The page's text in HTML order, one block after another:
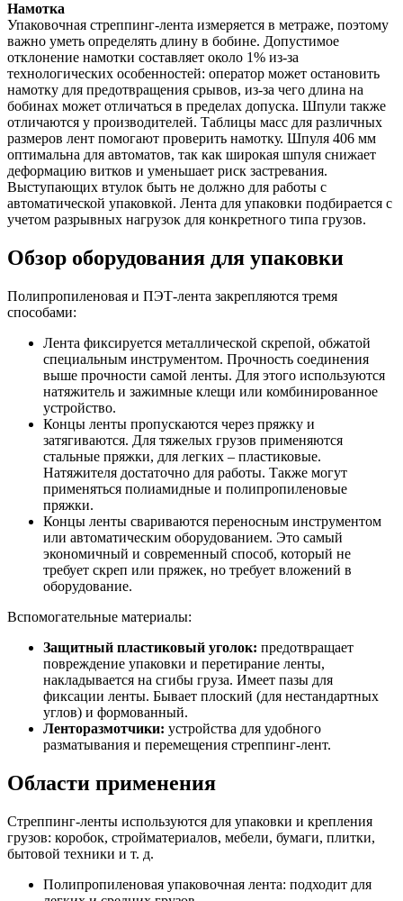
Намотка
Упаковочная стреппинг-лента измеряется в метраже, поэтому
важно уметь определять длину в бобине. Допустимое
отклонение намотки составляет около 1% из-за
технологических особенностей: оператор может остановить
намотку для предотвращения срывов, из-за чего длина на
бобинах может отличаться в пределах допуска. Шпули также
отличаются у производителей. Таблицы масс для различных
размеров лент помогают проверить намотку. Шпуля 406 мм
оптимальна для автоматов, так как широкая шпуля снижает
деформацию витков и уменьшает риск застревания.
Выступающих втулок быть не должно для работы с
автоматической упаковкой. Лента для упаковки подбирается с
учетом разрывных нагрузок для конкретного типа грузов.
Обзор оборудования для упаковки
Полипропиленовая и ПЭТ-лента закрепляются тремя
способами:
Лента фиксируется металлической скрепой, обжатой
специальным инструментом. Прочность соединения
выше прочности самой ленты. Для этого используются
натяжитель и зажимные клещи или комбинированное
устройство.
Концы ленты пропускаются через пряжку и
затягиваются. Для тяжелых грузов применяются
стальные пряжки, для легких – пластиковые.
Натяжителя достаточно для работы. Также могут
применяться полиамидные и полипропиленовые
пряжки.
Концы ленты свариваются переносным инструментом
или автоматическим оборудованием. Это самый
экономичный и современный способ, который не
требует скреп или пряжек, но требует вложений в
оборудование.
Вспомогательные материалы:
Защитный пластиковый уголок: предотвращает
повреждение упаковки и перетирание ленты,
накладывается на сгибы груза. Имеет пазы для
фиксации ленты. Бывает плоский (для нестандартных
углов) и формованный.
Ленторазмотчики: устройства для удобного
разматывания и перемещения стреппинг-лент.
Области применения
Стреппинг-ленты используются для упаковки и крепления
грузов: коробок, стройматериалов, мебели, бумаги, плитки,
бытовой техники и т. д.
Полипропиленовая упаковочная лента: подходит для